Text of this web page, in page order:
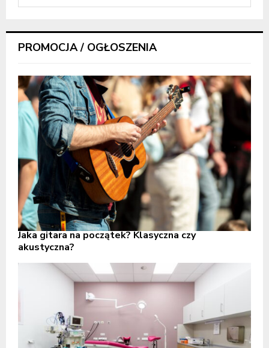
PROMOCJA / OGŁOSZENIA
Jaka gitara na początek? Klasyczna czy
akustyczna?